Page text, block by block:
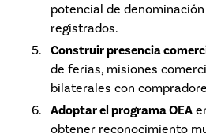
potencial de
registrados.
Construir presencia
de ferias, misiones
bilaterales con
Adoptar el programa OEA
obtener reconocimiento